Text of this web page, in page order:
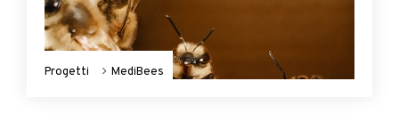
Progetti MediBees